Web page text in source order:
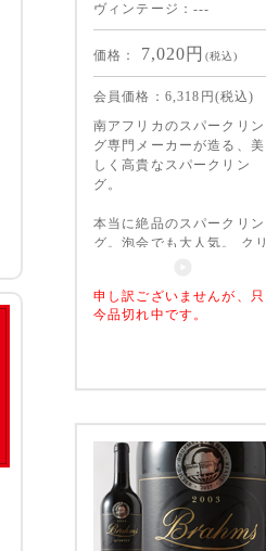
ヴィンテージ：---
価格： 7,020 円 (税込)
会員価格： 6,318 円(税込)
南アフリカのスパークリン
グ専門メーカーが造る、美
しく高貴なスパークリン
グ。
本当に絶品のスパークリン
グ。泡会でも大人気。 クリ
申し訳ございませんが、只
今品切れ中です。